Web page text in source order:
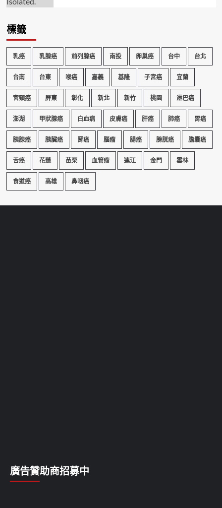
標籤
乳癌 乳腺癌 前列腺癌 南投 卵巢癌 台中 台北
台南 台東 喉癌 嘉義 基隆 子宮癌 宜蘭
宮頸癌 屏東 彰化 新北 新竹 桃園 淋巴癌
澎湖 甲狀腺癌 白血病 皮膚癌 肝癌 肺癌 胃癌
胰腺癌 胰臟癌 腎癌 腦瘤 腸癌 膀胱癌 膽囊癌
舌癌 花蓮 苗栗 血管瘤 連江 金門 雲林
食道癌 高雄 鼻咽癌
廣告贊助商招募中